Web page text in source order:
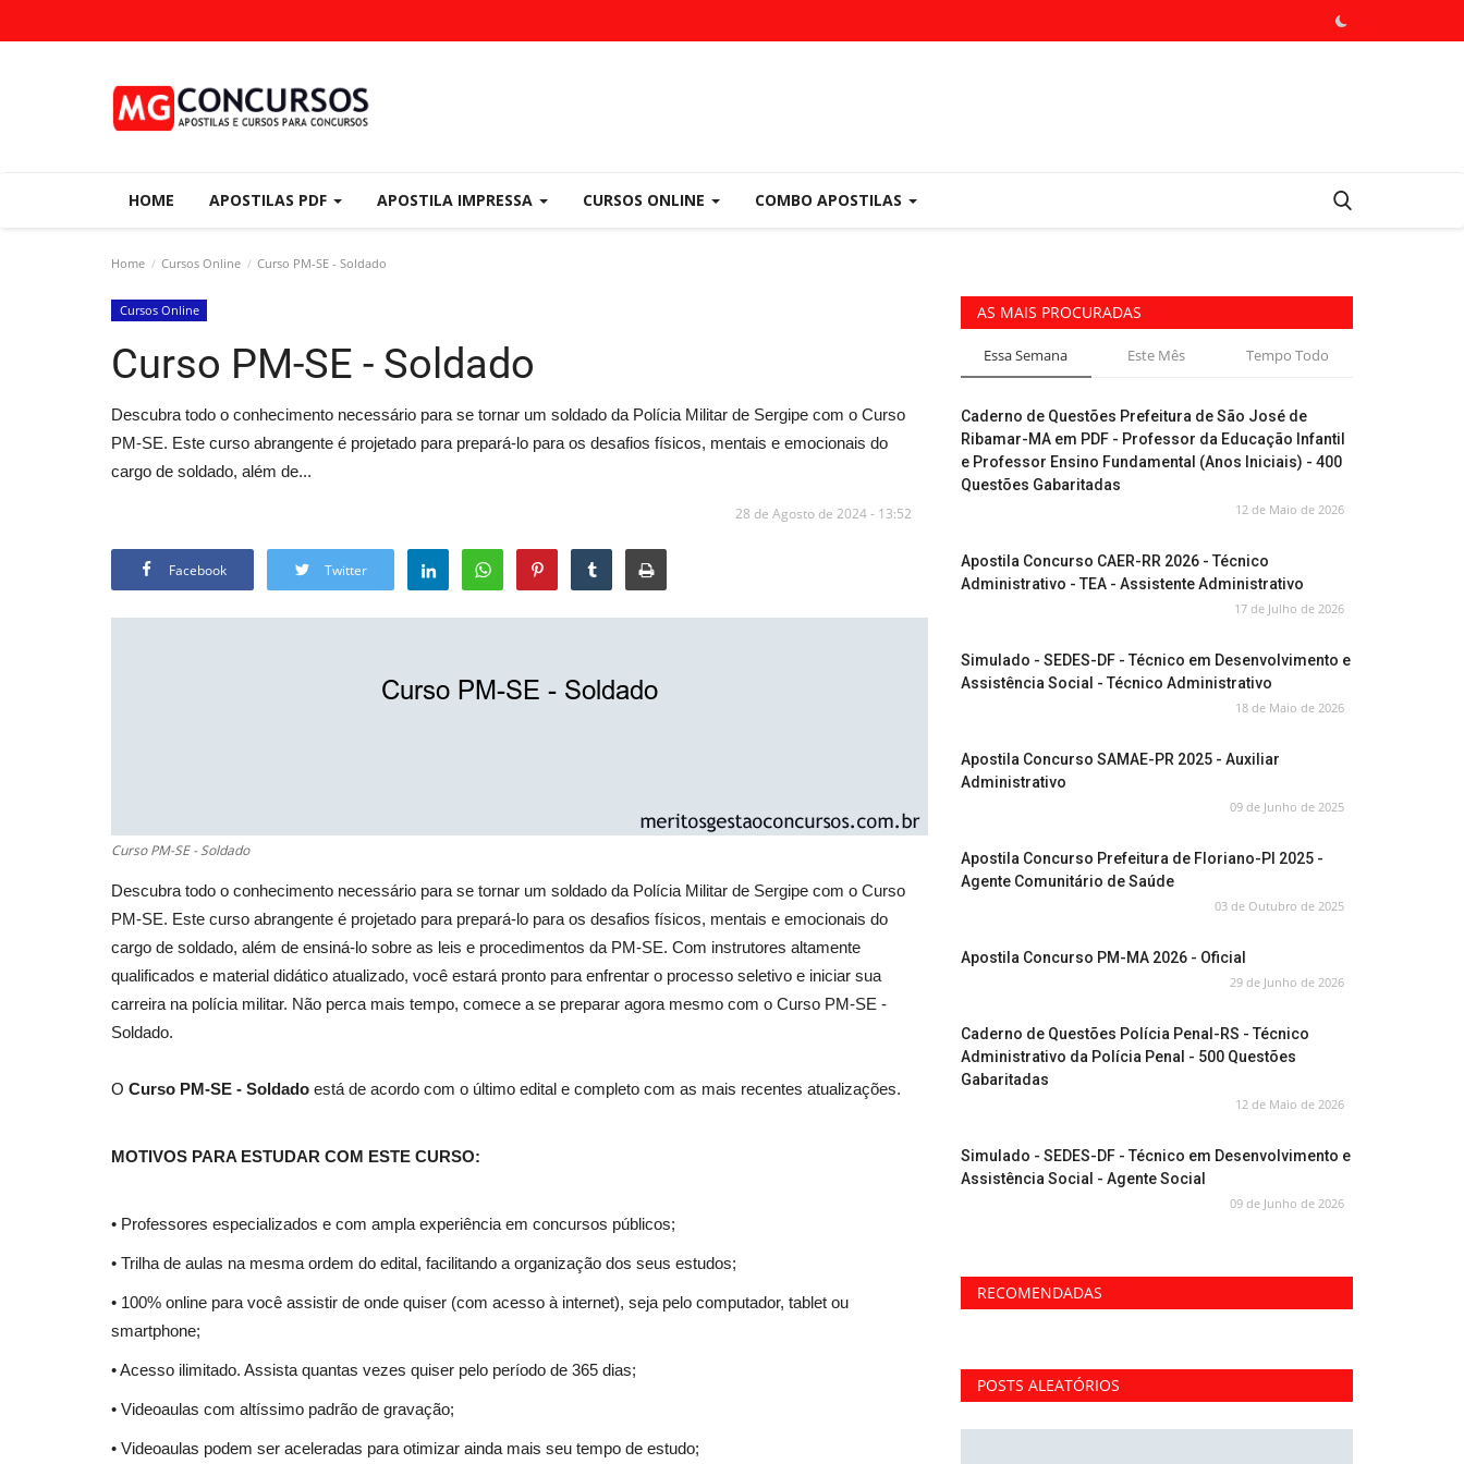
HOME APOSTILAS PDF APOSTILA IMPRESSA CURSOS ONLINE COMBO APOSTILAS
Home Cursos Online Curso PM-SE - Soldado
Cursos Online
Curso PM-SE - Soldado
Descubra todo o conhecimento necessário para se tornar um soldado da Polícia Militar de Sergipe com o Curso
PM-SE. Este curso abrangente é projetado para prepará-lo para os desafios físicos, mentais e emocionais do
cargo de soldado, além de...
28 de Agosto de 2024 - 13:52
Facebook Twitter
Curso PM-SE - Soldado
Descubra todo o conhecimento necessário para se tornar um soldado da Polícia Militar de Sergipe com o Curso
PM-SE. Este curso abrangente é projetado para prepará-lo para os desafios físicos, mentais e emocionais do
cargo de soldado, além de ensiná-lo sobre as leis e procedimentos da PM-SE. Com instrutores altamente
qualificados e material didático atualizado, você estará pronto para enfrentar o processo seletivo e iniciar sua
carreira na polícia militar. Não perca mais tempo, comece a se preparar agora mesmo com o Curso PM-SE -
Soldado.
O Curso PM-SE - Soldado está de acordo com o último edital e completo com as mais recentes atualizações.
MOTIVOS PARA ESTUDAR COM ESTE CURSO:
• Professores especializados e com ampla experiência em concursos públicos;
• Trilha de aulas na mesma ordem do edital, facilitando a organização dos seus estudos;
• 100% online para você assistir de onde quiser (com acesso à internet), seja pelo computador, tablet ou
smartphone;
• Acesso ilimitado. Assista quantas vezes quiser pelo período de 365 dias;
• Videoaulas com altíssimo padrão de gravação;
• Videoaulas podem ser aceleradas para otimizar ainda mais seu tempo de estudo;
AS MAIS PROCURADAS
Essa Semana Este Mês Tempo Todo
Caderno de Questões Prefeitura de São José de
Ribamar-MA em PDF - Professor da Educação Infantil
e Professor Ensino Fundamental (Anos Iniciais) - 400
Questões Gabaritadas
12 de Maio de 2026
Apostila Concurso CAER-RR 2026 - Técnico
Administrativo - TEA - Assistente Administrativo
17 de Julho de 2026
Simulado - SEDES-DF - Técnico em Desenvolvimento e
Assistência Social - Técnico Administrativo
18 de Maio de 2026
Apostila Concurso SAMAE-PR 2025 - Auxiliar
Administrativo
09 de Junho de 2025
Apostila Concurso Prefeitura de Floriano-PI 2025 -
Agente Comunitário de Saúde
03 de Outubro de 2025
Apostila Concurso PM-MA 2026 - Oficial
29 de Junho de 2026
Caderno de Questões Polícia Penal-RS - Técnico
Administrativo da Polícia Penal - 500 Questões
Gabaritadas
12 de Maio de 2026
Simulado - SEDES-DF - Técnico em Desenvolvimento e
Assistência Social - Agente Social
09 de Junho de 2026
RECOMENDADAS
POSTS ALEATÓRIOS